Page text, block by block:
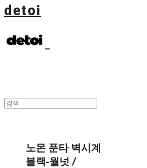
detoi
노몬 푼타 벽시계
블랙-월넛 /